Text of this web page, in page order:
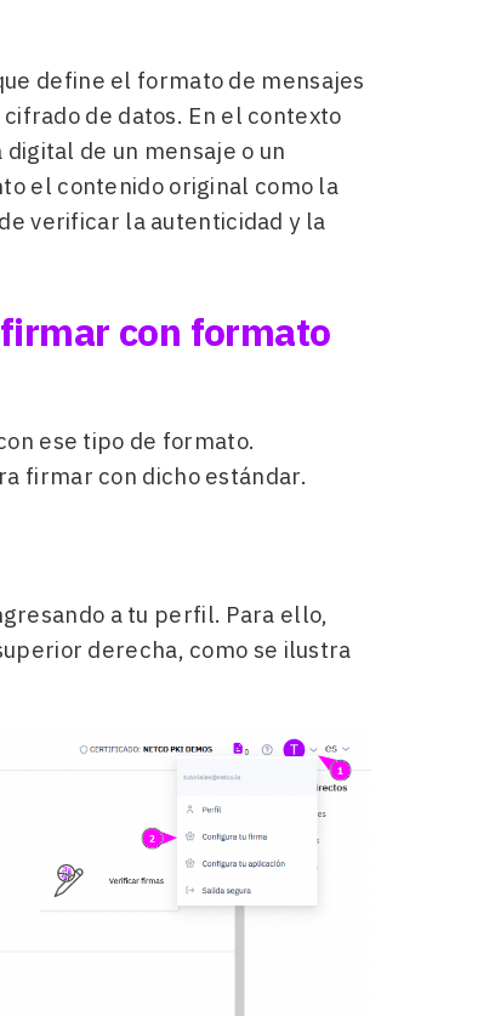
define el formato de mensajes
de datos. En el contexto
de un mensaje o un
el contenido original como la
verificar la autenticidad y la
con formato
ese tipo de formato.
firmar con dicho estándar.
a tu perfil. Para ello,
derecha, como se ilustra